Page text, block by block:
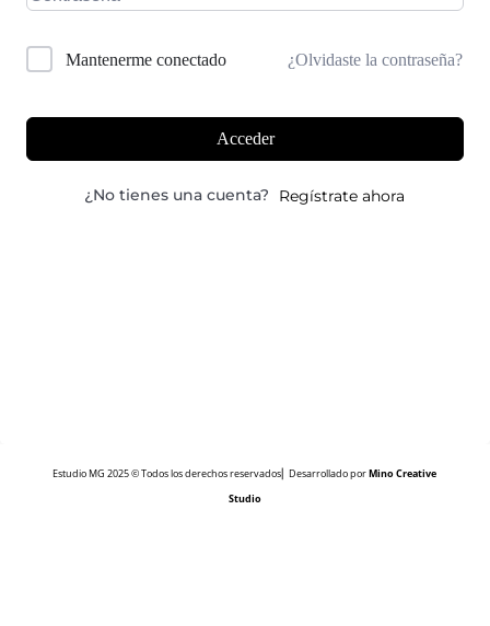
Mantenerme conectado ¿Olvidaste la contraseña?
Acceder
¿No tienes una cuenta? Regístrate ahora
Estudio MG 2025 © Todos los derechos reservados⎜ Desarrollado porMino Creative
Studio